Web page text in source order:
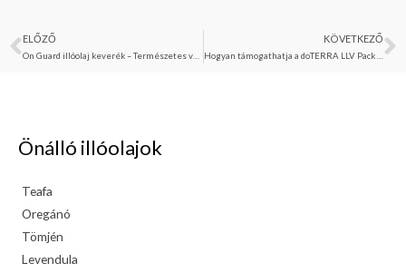
Előző
ELŐZŐ
On Guard illóolaj keverék – Természetes védelem és immun­támogatás a téli időszakban
KÖVETKEZŐ
Hogyan támogathatja a doTERRA LLV Pack az egészséges életmód kialakítását?
Önálló illóolajok
Teafa
Oregánó
Tömjén
Levendula